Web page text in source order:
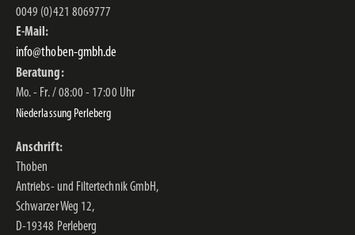
0049 (0)421 8069777
E-Mail:
info@thoben-gmbh.de
Beratung:
Mo. - Fr. / 08:00 - 17:00 Uhr
Niederlassung Perleberg
Anschrift:
Thoben
Antriebs- und Filtertechnik GmbH,
Schwarzer Weg 12,
D-19348 Perleberg